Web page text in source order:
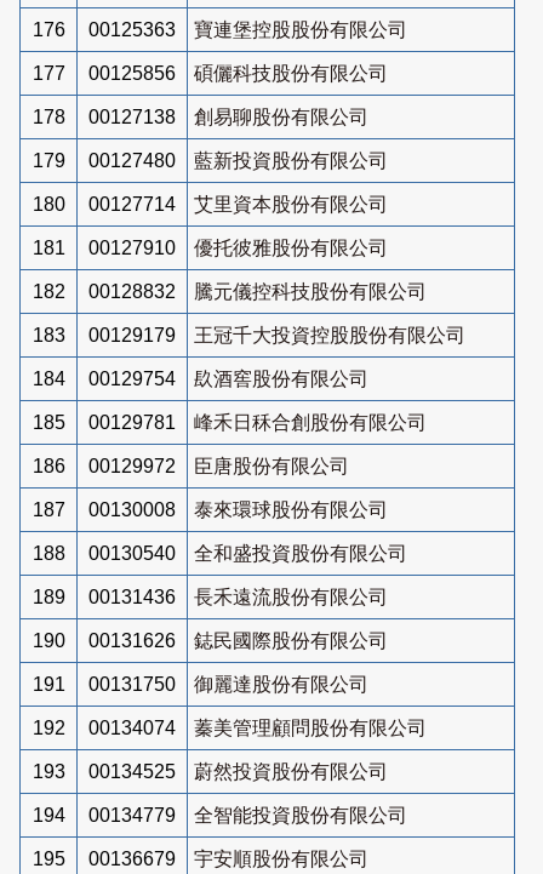
176 00125363 寶連堡控股股份有限公司
177 00125856 碩儷科技股份有限公司
178 00127138 創易聊股份有限公司
179 00127480 藍新投資股份有限公司
180 00127714 艾里資本股份有限公司
181 00127910 優托彼雅股份有限公司
182 00128832 騰元儀控科技股份有限公司
183 00129179 王冠千大投資控股股份有限公司
184 00129754 镹酒窖股份有限公司
185 00129781 峰禾日秝合創股份有限公司
186 00129972 臣唐股份有限公司
187 00130008 泰來環球股份有限公司
188 00130540 全和盛投資股份有限公司
189 00131436 長禾遠流股份有限公司
190 00131626 鋕民國際股份有限公司
191 00131750 御麗達股份有限公司
192 00134074 蓁美管理顧問股份有限公司
193 00134525 蔚然投資股份有限公司
194 00134779 全智能投資股份有限公司
195 00136679 宇安順股份有限公司